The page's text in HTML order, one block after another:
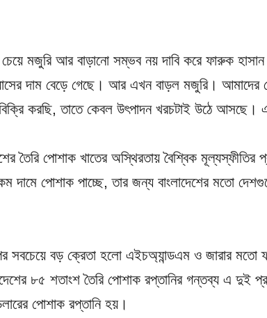
চেয়ে মজুরি আর বাড়ানো সম্ভব নয় দাবি করে ফারুক
দাম বেড়ে গেছে। আর এখন বাড়ল মজুরি। আমাদের
করছি, তাতে কেবল উৎপাদন খরচটাই উঠে আসছে। এর
তৈরি পোশাক খাতের অস্থিরতায় বৈশ্বিক
দামে পোশাক পাচ্ছে, তার জন্য বাংলাদেশের মতো
সবচেয়ে বড় ক্রেতা হলো এইচঅ্যান্ডএম ও জারার মতো
৮৫ শতাংশ তৈরি পোশাক রপ্তানির গন্তব্য এ দুই
পোশাক রপ্তানি হয়।